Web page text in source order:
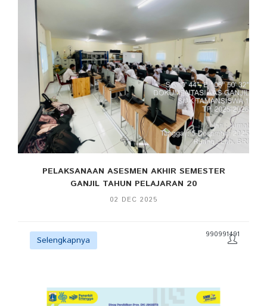
PELAKSANAAN ASESMEN AKHIR SEMESTER
GANJIL TAHUN PELAJARAN 20
02 DEC 2025
Selengkapnya 990991491